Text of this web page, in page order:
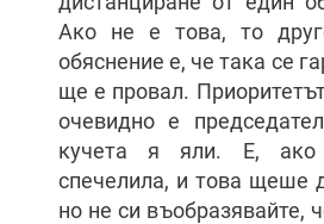
Ако не е това, то
обяснение е, че така се
ще е провал.
очевидно е
кучета я яли. Е,
спечелила, и това щеше
но не си въобразявайте,